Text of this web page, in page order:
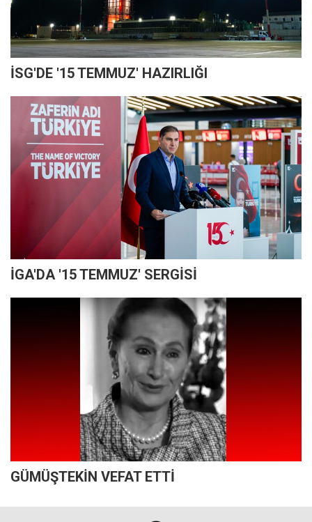
İSG'DE '15 TEMMUZ' HAZIRLIĞI
İGA'DA '15 TEMMUZ' SERGİSİ
GÜMÜŞTEKİN VEFAT ETTİ